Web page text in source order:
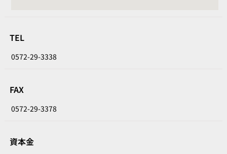
TEL
0572-29-3338
FAX
0572-29-3378
資本金